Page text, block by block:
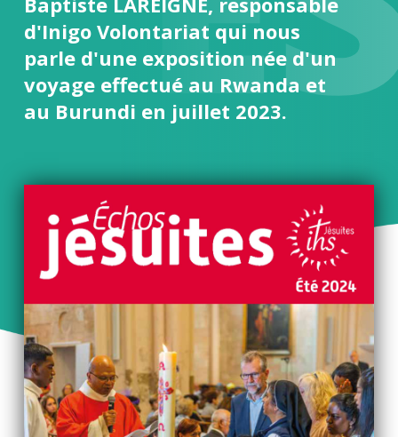
d'Inigo Volontariat qui nous
parle d'une exposition née d'un
voyage effectué au Rwanda et
au Burundi en juillet 2023.